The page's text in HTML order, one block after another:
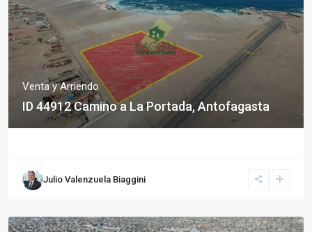
Venta y Arriendo
ID 44912 Camino a La Portada, Antofagasta
Julio Valenzuela Biaggini